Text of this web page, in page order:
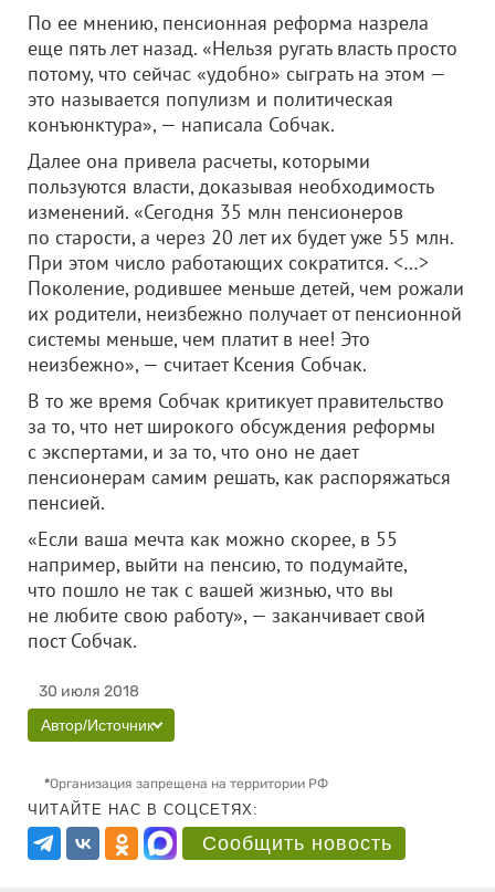
По ее мнению, пенсионная реформа назрела
еще пять лет назад. «Нельзя ругать власть просто
потому, что сейчас «удобно» сыграть на этом —
это называется популизм и политическая
конъюнктура», — написала Собчак.
Далее она привела расчеты, которыми
пользуются власти, доказывая необходимость
изменений. «Сегодня 35 млн пенсионеров
по старости, а через 20 лет их будет уже 55 млн.
При этом число работающих сократится. <…>
Поколение, родившее меньше детей, чем рожали
их родители, неизбежно получает от пенсионной
системы меньше, чем платит в нее! Это
неизбежно», — считает Ксения Собчак.
В то же время Собчак критикует правительство
за то, что нет широкого обсуждения реформы
с экспертами, и за то, что оно не дает
пенсионерам самим решать, как распоряжаться
пенсией.
«Если ваша мечта как можно скорее, в 55
например, выйти на пенсию, то подумайте,
что пошло не так с вашей жизнью, что вы
не любите свою работу», — заканчивает свой
пост Собчак.
30 июля 2018
Автор/Источник
*Организация запрещена на территории РФ
ЧИТАЙТЕ НАС В СОЦСЕТЯХ:
Сообщить новость